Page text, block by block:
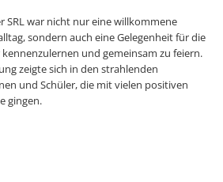
SRL war nicht nur eine willkommene
sondern auch eine Gelegenheit für die
und gemeinsam zu feiern.
zeigte sich in den strahlenden
und Schüler, die mit vielen positiven
gingen.